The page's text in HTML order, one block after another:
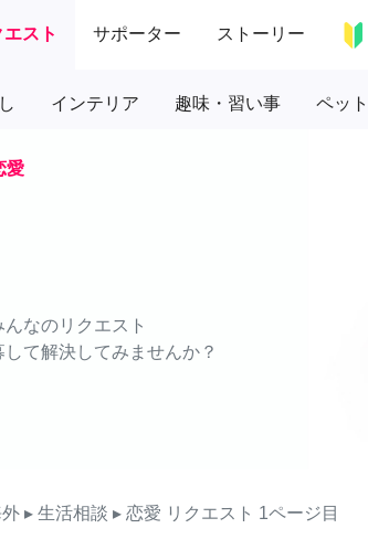
エスト サポーター ストーリー
インテリア 趣味・習い事 ペット
愛
なのリクエスト
て解決してみませんか？
▸ 生活相談 ▸ 恋愛 リクエスト 1ページ目